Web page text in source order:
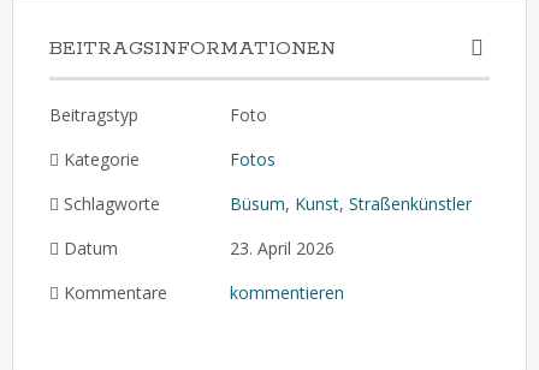
BEITRAGSINFORMATIONEN
Beitragstyp
Foto
Kategorie
Fotos
Schlagworte
Büsum, Kunst, Straßenkünstler
Datum
23. April 2026
Kommentare
kommentieren